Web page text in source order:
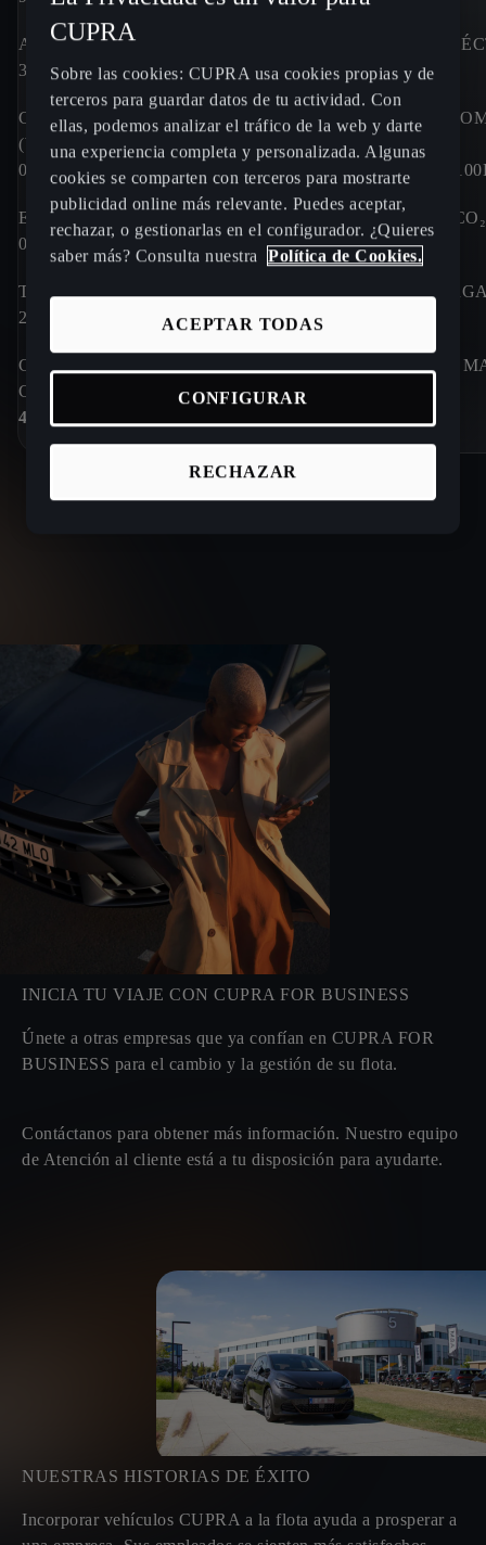
AUTONOMÍA ELÉCTRICA
305 - 446 KM
CONSUMO DE COMBUSTIBLE
(WLTP)
0.0 - 16.2
KWH/100KM
EMISIONES DE CO₂
0.0
TIEMPO DE CARGA 10-80 %
24 min³
CAPACIDAD DE MALETERO
CON ASIENTOS
441 L
AUTONOMÍA
413 - 631KM
CONSUMO DE
(WLTP)
16.2 - 16.8
KWH/
EMISIONES DE CO₂
0.0G/KM
TIEMPO DE
29 min⁴
CAPACIDAD DE
INICIA TU VIAJE CON CUPRA FOR BUSINESS
Únete a otras empresas que ya confían en CUPRA FOR
BUSINESS para el cambio y la gestión de su flota.
Contáctanos para obtener más información. Nuestro equipo
de Atención al cliente está a tu disposición para ayudarte.
NUESTRAS HISTORIAS DE ÉXITO
Incorporar vehículos CUPRA a la flota ayuda a prosperar a
CUPRA
Sobre las cookies: CUPRA usa cookies propias y de
terceros para guardar datos de tu actividad. Con
ellas, podemos analizar el tráfico de la web y darte
una experiencia completa y personalizada. Algunas
cookies se comparten con terceros para mostrarte
publicidad online más relevante. Puedes aceptar,
rechazar, o gestionarlas en el configurador. ¿Quieres
saber más? Consulta nuestra
Política de Cookies.
RECHAZAR
ACEPTAR TODAS
CONFIGURAR